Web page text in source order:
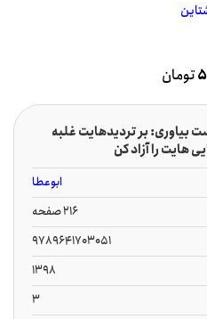
تومان
بیاوری: بر تردیدهایت غلبه
هایت را آزاد کن
ابوعطا
216 صفحه
9789641703051
1398
3